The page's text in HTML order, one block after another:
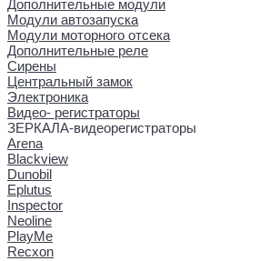
Дополнительные модули
Модули автозапуска
Модули моторного отсека
Дополнительные реле
Сирены
Центральный замок
Электроника
Видео- регистраторы
ЗЕРКАЛА-видеорегистраторы
Arena
Blackview
Dunobil
Eplutus
Inspector
Neoline
PlayMe
Recxon